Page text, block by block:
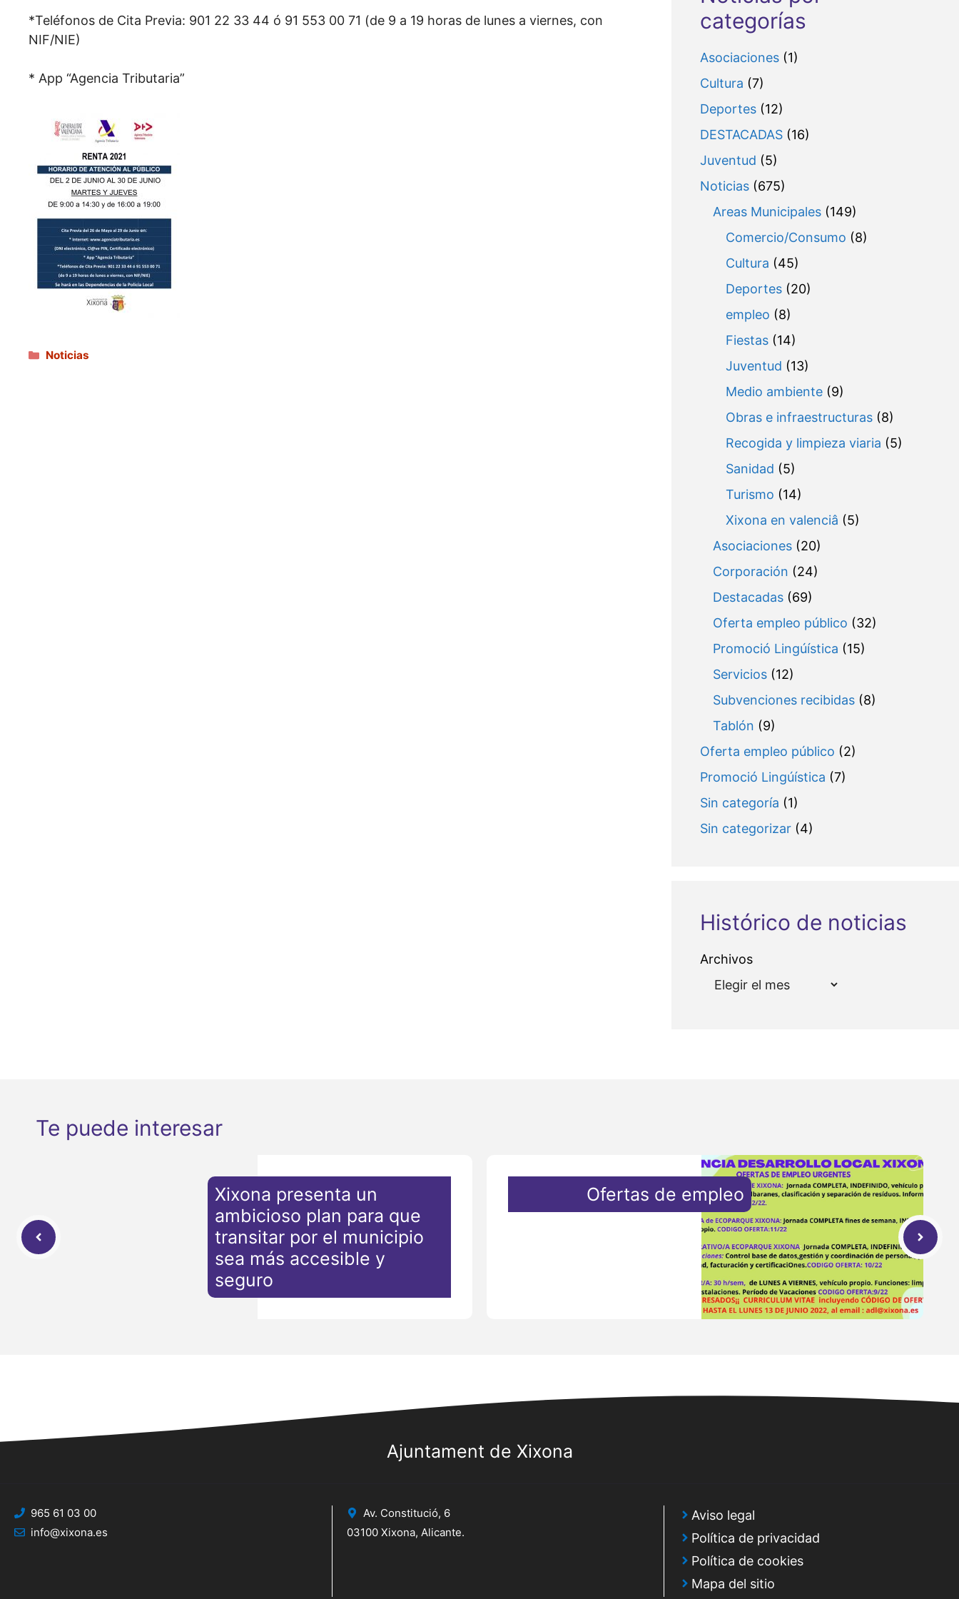
*Teléfonos de Cita Previa: 901 22 33 44 ó 91 553 00 71 (de 9 a 19 horas de lunes a viernes, con
NIF/NIE)
* App “Agencia Tributaria”
Categorías
Noticias
categorías
Asociaciones(1)
Cultura (7)
Deportes(12)
DESTACADAS(16)
Juventud (5)
Noticias(675)
Areas Municipales(149)
Comercio/Consumo (8)
Cultura (45)
Deportes(20)
empleo (8)
Fiestas(14)
Juventud (13)
Medio ambiente(9)
Obras e infraestructuras(8)
Recogida y limpieza viaria (5)
Sanidad (5)
Turismo (14)
Xixona en valenciâ (5)
Asociaciones(20)
Corporación (24)
Destacadas(69)
Oferta empleo público (32)
Promoció Lingúística (15)
Servicios(12)
Subvenciones recibidas(8)
Tablón (9)
Oferta empleo público (2)
Promoció Lingúística (7)
Sin categoría (1)
Sin categorizar(4)
Histórico de noticias
Archivos
Te puede interesar
Xixona presenta un
ambicioso plan para que
transitar por el municipio
sea más accesible y
seguro
Ofertas de empleo
Ajuntament de Xixona
965 61 03 00
info@xixona.es
Av. Constitució, 6
03100 Xixona, Alicante.
Aviso legal
Política de privacidad
Política de cookies
Mapa del sitio